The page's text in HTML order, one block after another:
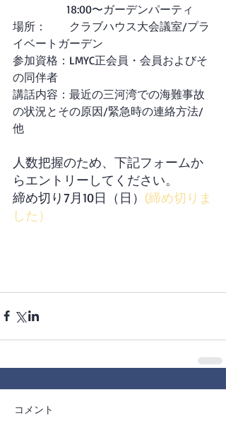
          　 　18:00〜ガーデンパーティ
場所：　　クラブハウス大会議室/プラ
イベートガーデン
参加資格：LMYC正会員・会員およびそ
の同伴者
講話内容：最近の三河湾での海難事故
の状況とその原因/緊急時の連絡方法/
他
人数把握のため、下記フォームか
らエントリーしてください。
締め切り7月10日（日） (締め切りま
した）
コメント